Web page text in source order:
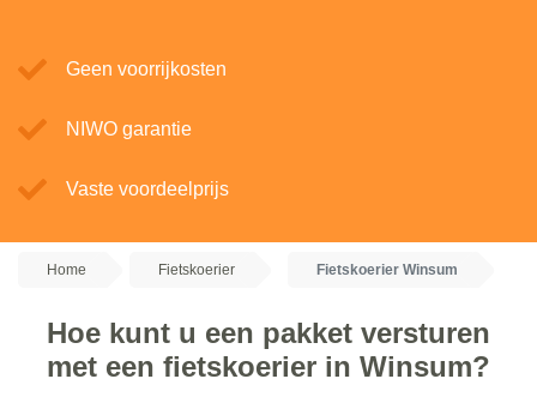
Geen voorrijkosten
NIWO garantie
Vaste voordeelprijs
Home Fietskoerier Fietskoerier Winsum
Hoe kunt u een pakket versturen
met een fietskoerier in Winsum?